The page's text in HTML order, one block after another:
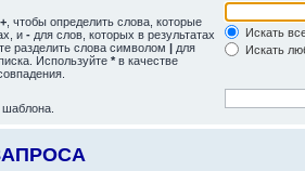
+ , чтобы определить слова, которые
и - для слов, которых в результатах
разделить слова символом | для
Используйте * в качестве
Искать
Искать
шаблона.